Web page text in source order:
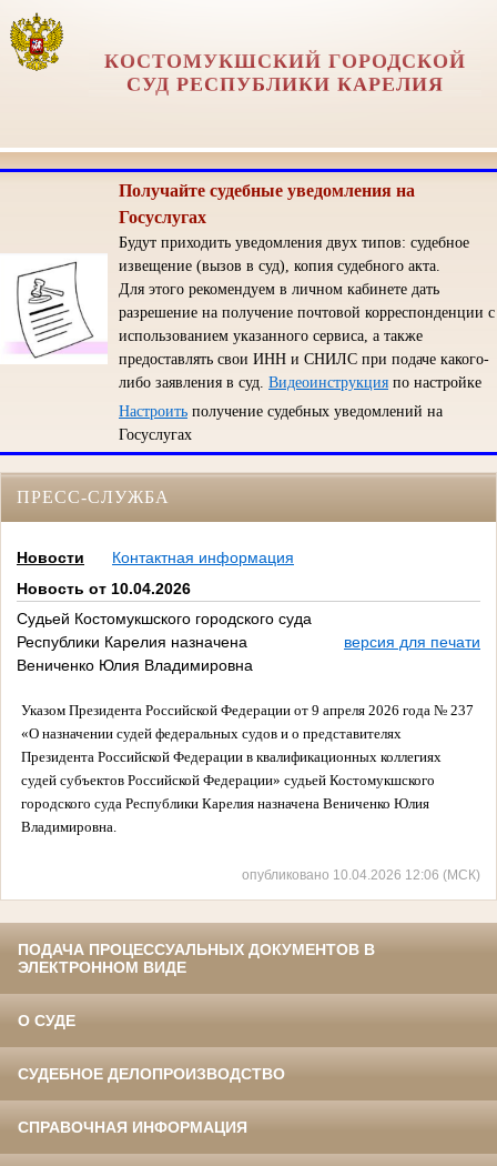
КОСТОМУКШСКИЙ ГОРОДСКОЙ
СУД РЕСПУБЛИКИ КАРЕЛИЯ
Получайте судебные уведомления на
Госуслугах
Будут приходить уведомления двух типов: судебное
извещение (вызов в суд), копия судебного акта.
Для этого рекомендуем в личном кабинете дать
разрешение на получение почтовой корреспонденции с
использованием указанного сервиса, а также
предоставлять свои ИНН и СНИЛС при подаче какого-
либо заявления в суд. Видеоинструкция по настройке
Настроить получение судебных уведомлений на
Госуслугах
ПРЕСС-СЛУЖБА
Новости
Контактная информация
Новость от 10.04.2026
Судьей Костомукшского городского суда
Республики Карелия назначена
Вениченко Юлия Владимировна
версия для печати
Указом Президента Российской Федерации от 9 апреля 2026 года № 237
«О назначении судей федеральных судов и о представителях
Президента Российской Федерации в квалификационных коллегиях
судей субъектов Российской Федерации» судьей Костомукшского
городского суда Республики Карелия назначена Вениченко Юлия
Владимировна.
опубликовано 10.04.2026 12:06 (МСК)
ПОДАЧА ПРОЦЕССУАЛЬНЫХ ДОКУМЕНТОВ В
ЭЛЕКТРОННОМ ВИДЕ
О СУДЕ
СУДЕБНОЕ ДЕЛОПРОИЗВОДСТВО
СПРАВОЧНАЯ ИНФОРМАЦИЯ